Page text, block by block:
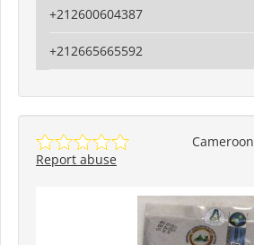
+212600604387
+212665665592
Cameroon
Report abuse